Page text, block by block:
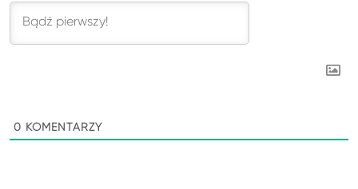
0 KOMENTARZY